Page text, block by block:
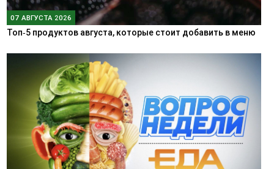
07 АВГУСТА 2026
Топ‑5 продуктов августа, которые стоит добавить в меню